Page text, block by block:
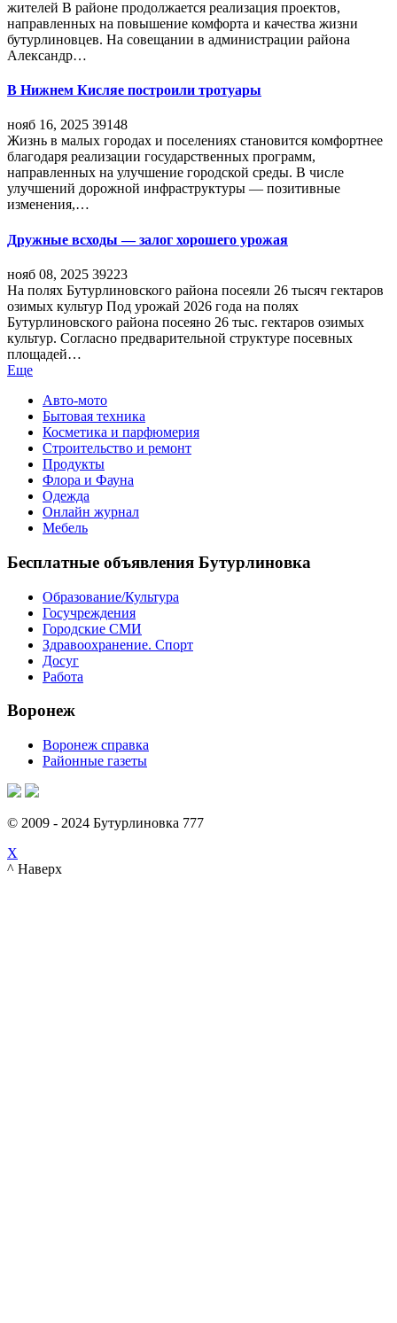
жителей В районе продолжается реализация проектов,
направленных на повышение комфорта и качества жизни
бутурлиновцев. На совещании в администрации района
Александр…
В Нижнем Кисляе построили тротуары
нояб 16, 2025 39148
Жизнь в малых городах и поселениях становится комфортнее
благодаря реализации государственных программ,
направленных на улучшение городской среды. В числе
улучшений дорожной инфраструктуры — позитивные
изменения,…
Дружные всходы — залог хорошего урожая
нояб 08, 2025 39223
На полях Бутурлиновского района посеяли 26 тысяч гектаров
озимых культур Под урожай 2026 года на полях
Бутурлиновского района посеяно 26 тыс. гектаров озимых
культур. Согласно предварительной структуре посевных
площадей…
Еще
Авто-мото
Бытовая техника
Косметика и парфюмерия
Строительство и ремонт
Продукты
Флора и Фауна
Одежда
Онлайн журнал
Мебель
Бесплатные объявления Бутурлиновка
Образование/Культура
Госучреждения
Городские СМИ
Здравоохранение. Спорт
Досуг
Работа
Воронеж
Воронеж справка
Районные газеты
© 2009 - 2024 Бутурлиновка 777
X
^ Наверх